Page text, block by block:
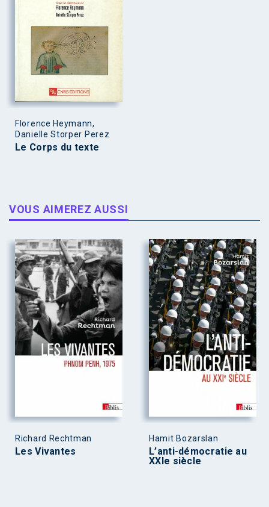
Florence Heymann,
Danielle Storper Perez
Le Corps du texte
VOUS AIMEREZ AUSSI
Richard Rechtman
Les Vivantes
Hamit Bozarslan
L’anti-démocratie au
XXIe siècle